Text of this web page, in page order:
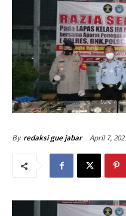
By redaksi gue jabar April 7,